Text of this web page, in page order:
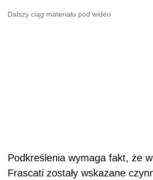
Dalszy ciąg materiału pod wideo
Podkreślenia wymaga fakt, że
Frascati zostały wskazane